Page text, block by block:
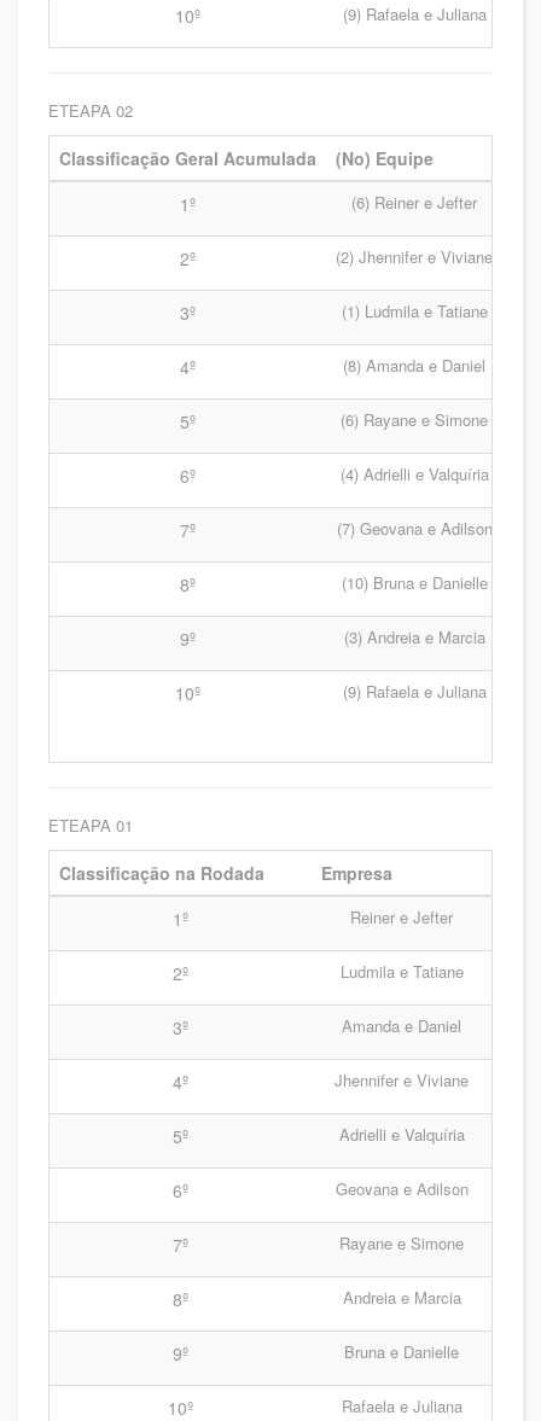
10º (9) Rafaela e Juliana
ETEAPA 02
Classificação Geral Acumulada (No) Equipe
1º
(6) Reiner e Jefter
2º (2) Jhennifer e Viviane
3º (1) Ludmila e Tatiane
4º (8) Amanda e Daniel
5º (6) Rayane e Simone
6º (4) Adrielli e Valquíria
7º (7) Geovana e Adilson
8º (10) Bruna e Danielle
9º (3) Andreia e Marcia
10º (9) Rafaela e Juliana
ETEAPA 01
Classificação na Rodada
Empresa
1º
Reiner e Jefter
2º Ludmila e Tatiane
3º Amanda e Daniel
4º Jhennifer e Viviane
5º Adrielli e Valquíria
6º Geovana e Adilson
7º Rayane e Simone
8º Andreia e Marcia
9º Bruna e Danielle
10º Rafaela e Juliana